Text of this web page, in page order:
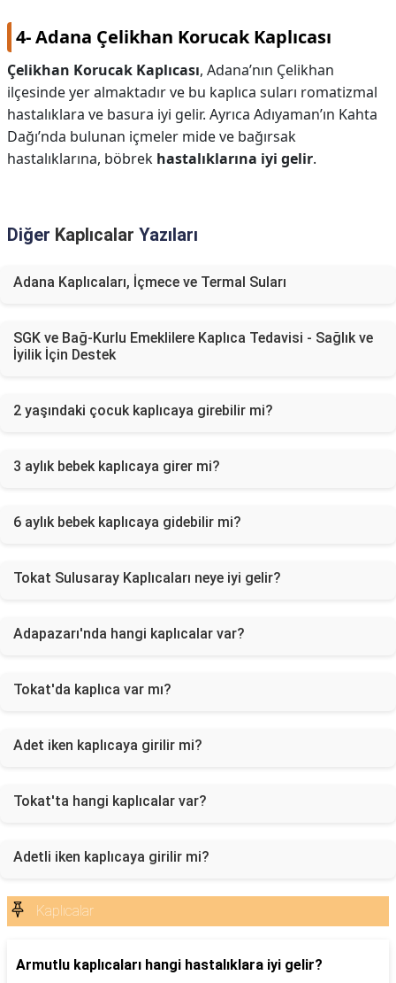
4- Adana Çelikhan Korucak Kaplıcası
Çelikhan Korucak Kaplıcası, Adana’nın Çelikhan
ilçesinde yer almaktadır ve bu kaplıca suları romatizmal
hastalıklara ve basura iyi gelir. Ayrıca Adıyaman’ın Kahta
Dağı’nda bulunan içmeler mide ve bağırsak
hastalıklarına, böbrek hastalıklarına iyi gelir.
Diğer Kaplıcalar Yazıları
Adana Kaplıcaları, İçmece ve Termal Suları
SGK ve Bağ-Kurlu Emeklilere Kaplıca Tedavisi - Sağlık ve
İyilik İçin Destek
2 yaşındaki çocuk kaplıcaya girebilir mi?
3 aylık bebek kaplıcaya girer mi?
6 aylık bebek kaplıcaya gidebilir mi?
Tokat Sulusaray Kaplıcaları neye iyi gelir?
Adapazarı'nda hangi kaplıcalar var?
Tokat'da kaplıca var mı?
Adet iken kaplıcaya girilir mi?
Tokat'ta hangi kaplıcalar var?
Adetli iken kaplıcaya girilir mi?
Kaplıcalar
Armutlu kaplıcaları hangi hastalıklara iyi gelir?